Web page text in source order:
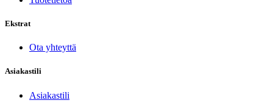
Ekstrat
Ota yhteyttä
Asiakastili
Asiakastili